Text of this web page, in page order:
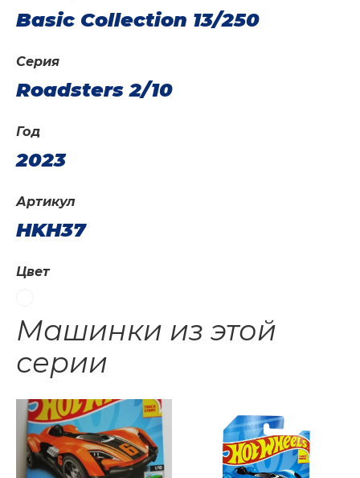
Год
2023
Basic Collection 13/250
Артикул
HKH37
Серия
Roadsters 2/10
Цвет
Машинки из этой
серии